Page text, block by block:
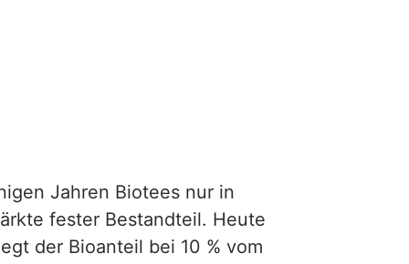
Jahren Biotees nur in
fester Bestandteil. Heute
der Bioanteil bei 10 % vom